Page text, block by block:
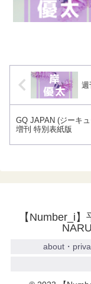
週
GQ JAPAN (ジーキ
増刊 特別表紙版
【Number_i
about・